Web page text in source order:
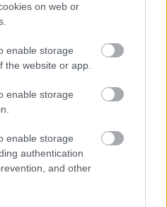
on web or
enable storage
the website or app.
enable storage
enable storage
authentication
and other